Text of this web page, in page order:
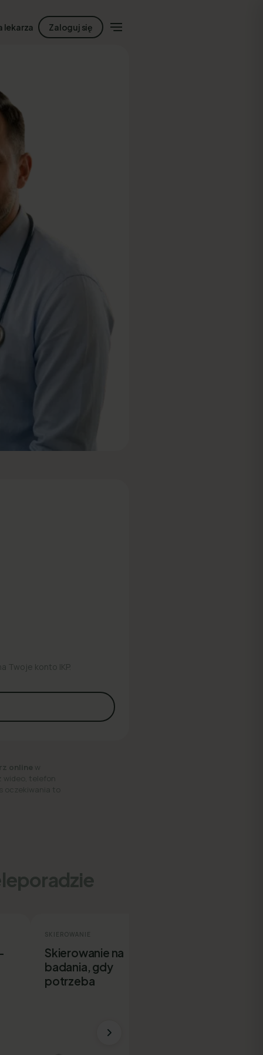
lekarza Zaloguj się
Twoje konto IKP.
online w
wideo, telefon
oczekiwania to
SKIEROWANIE
Skierowanie na
badania, gdy
potrzeba